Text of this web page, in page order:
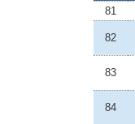
81
82
83
84